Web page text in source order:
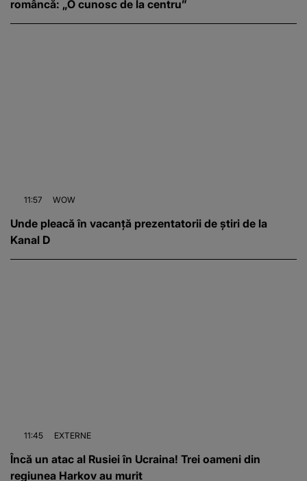
româncă: „O cunosc de la centru”
11:57 WOW
Unde pleacă în vacanță prezentatorii de știri de la
Kanal D
11:45 EXTERNE
Încă un atac al Rusiei în Ucraina! Trei oameni din
regiunea Harkov au murit